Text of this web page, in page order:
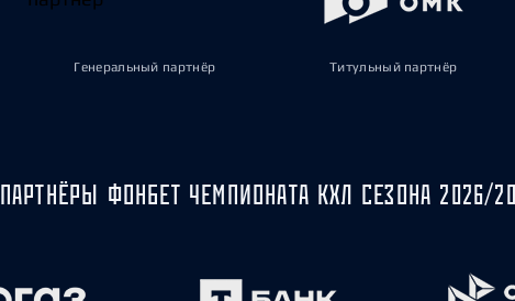
Генеральный партнёр Титульный партнёр
ПАРТНЁРЫ ФОНБЕТ ЧЕМПИОНАТА КХЛ СЕЗОНА 2026/